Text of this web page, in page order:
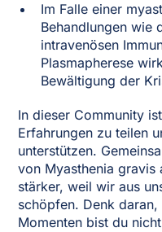
Im Falle einer
Behandlungen wie
intravenösen
Plasmapherese
Bewältigung der
In dieser Community
Erfahrungen zu teilen
unterstützen.
von Myasthenia gravis
stärker, weil wir aus
schöpfen. Denk
Momenten bist du